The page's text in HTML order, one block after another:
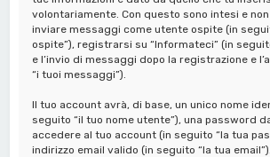
volontariamente. Con questo sono intesi e
inviare messaggi come utente ospite (in
ospite”), registrarsi su “Informateci” (in
e l’invio di messaggi dopo la registrazione e
“i tuoi messaggi”).
Il tuo account avrà, di base, un unico nome
seguito “il tuo nome utente”), una password
accedere al tuo account (in seguito “la tua
indirizzo email valido (in seguito “la tua